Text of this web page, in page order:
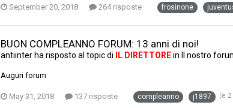
September 20, 2018 264 risposte frosinone
BUON COMPLEANNO FORUM: 13 anni di noi!
antiinter ha risposto al topic di IL DIRETTOREin Il nostro
Auguri forum
May 31, 2018 137 risposte compleanno j1897 (e 2